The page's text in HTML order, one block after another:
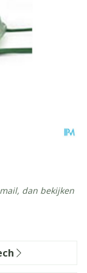
dan bekijken